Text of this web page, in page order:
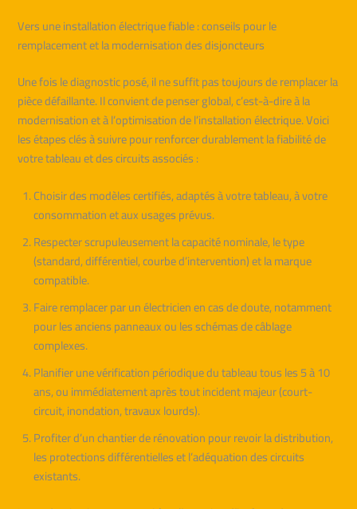
Vers une installation électrique fiable : conseils pour le
remplacement et la modernisation des disjoncteurs
Une fois le diagnostic posé, il ne suffit pas toujours de remplacer la
pièce défaillante. Il convient de penser global, c’est-à-dire à la
modernisation et à l’optimisation de l’installation électrique. Voici
les étapes clés à suivre pour renforcer durablement la fiabilité de
votre tableau et des circuits associés :
Choisir des modèles certifiés, adaptés à votre tableau, à votre
consommation et aux usages prévus.
Respecter scrupuleusement la capacité nominale, le type
(standard, différentiel, courbe d’intervention) et la marque
compatible.
Faire remplacer par un électricien en cas de doute, notamment
pour les anciens panneaux ou les schémas de câblage
complexes.
Planifier une vérification périodique du tableau tous les 5 à 10
ans, ou immédiatement après tout incident majeur (court-
circuit, inondation, travaux lourds).
Profiter d’un chantier de rénovation pour revoir la distribution,
les protections différentielles et l’adéquation des circuits
existants.